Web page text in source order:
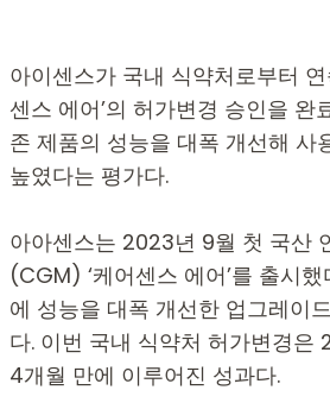
아이센스가 국내 식약처로부터
센스 에어’의 허가변경 승인을 완
존 제품의 성능을 대폭 개선해 사
높였다는 평가다.
아아센스는 2023년 9월 첫 국산
(CGM) ‘케어센스 에어’를 출시
에 성능을 대폭 개선한 업그레이
다. 이번 국내 식약처 허가변경은
4개월 만에 이루어진 성과다.